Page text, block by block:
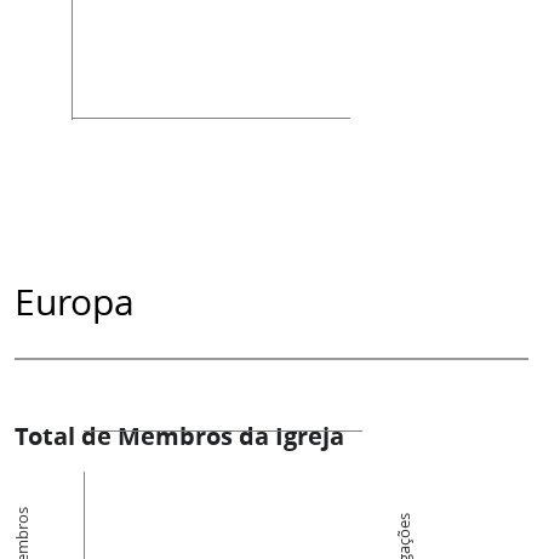
Europa
Total de Membros da Igreja
Membros